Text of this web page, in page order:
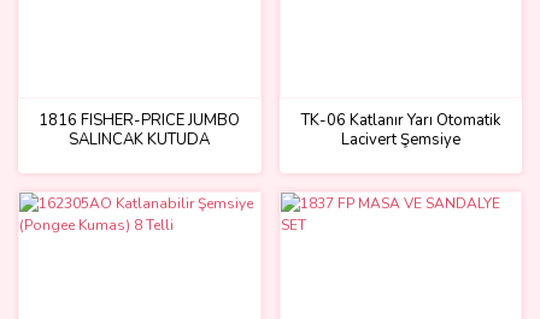
1816 FISHER-PRICE JUMBO
SALINCAK KUTUDA
TK-06 Katlanır Yarı Otomatik
Lacivert Şemsiye